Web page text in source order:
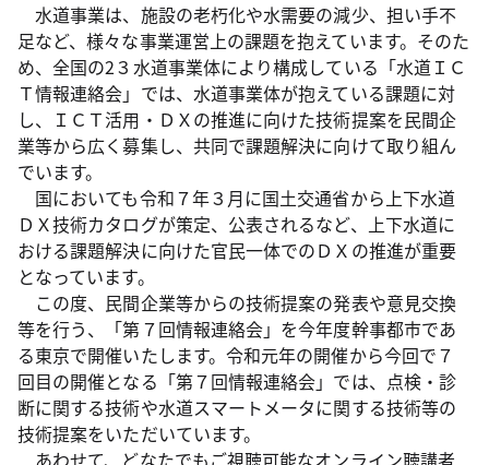
水道事業は、施設の老朽化や水需要の減少、担い手不
足など、様々な事業運営上の課題を抱えています。そのた
め、全国の2３水道事業体により構成している「水道ＩＣ
Ｔ情報連絡会」では、水道事業体が抱えている課題に対
し、ＩＣＴ活用・ＤＸの推進に向けた技術提案を民間企
業等から広く募集し、共同で課題解決に向けて取り組ん
でいます。
国においても令和７年３月に国土交通省から上下水道
ＤＸ技術カタログが策定、公表されるなど、上下水道に
おける課題解決に向けた官民一体でのＤＸの推進が重要
となっています。
この度、民間企業等からの技術提案の発表や意見交換
等を行う、「第７回情報連絡会」を今年度幹事都市であ
る東京で開催いたします。令和元年の開催から今回で７
回目の開催となる「第７回情報連絡会」では、点検・診
断に関する技術や水道スマートメータに関する技術等の
技術提案をいただいています。
あわせて、どなたでもご視聴可能なオンライン聴講者